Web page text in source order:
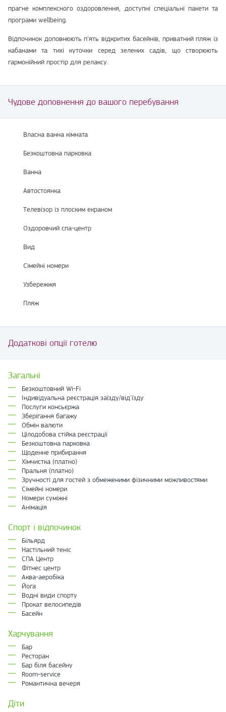
прагне комплексного оздоровлення, доступні спеціальні пакети та
програми wellbeing.
Відпочинок доповнюють п’ять відкритих басейнів, приватний пляж із
кабанами та тихі куточки серед зелених садів, що створюють
гармонійний простір для релаксу.
Чудове доповнення до вашого перебування
Власна ванна кімната
Безкоштовна парковка
Ванна
Автостоянка
Телевізор із плоским екраном
Оздоровчий спа-центр
Вид
Сімейні номери
Узбережжя
Пляж
Додаткові опції готелю
Загальні
Безкоштовний Wi-Fi
Індивідуальна реєстрація заїзду/від'їзду
Послуги консьєржа
Зберігання багажу
Обмін валюти
Цілодобова стійка реєстрації
Безкоштовна парковка
Щоденне прибирання
Хімчистка (платно)
Пральня (платно)
Зручності для гостей з обмеженими фізичними можливостями
Сімейні номери
Номери суміжні
Анімація
Спорт і відпочинок
Більярд
Настільний теніс
СПА Центр
Фітнес центр
Аква-аеробіка
Йога
Водні види спорту
Прокат велосипедів
Басейн
Харчування
Бар
Ресторан
Бар біля басейну
Room-service
Романтична вечеря
Діти